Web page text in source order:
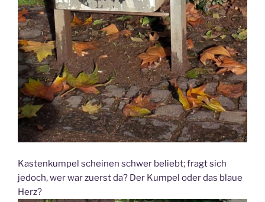
Kastenkumpel scheinen schwer beliebt; fragt sich
jedoch, wer war zuerst da? Der Kumpel oder das blaue
Herz?